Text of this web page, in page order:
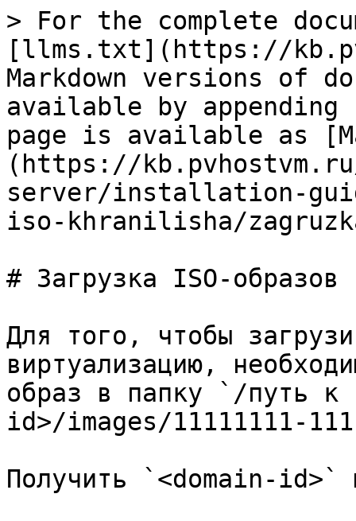
> For the complete
[llms.txt](https://
Markdown versions of
available by
page is available as
(https://
server/installation-
iso-khranilisha/
# Загрузка ISO-образов
Для того, чтобы
виртуализацию,
образ в папку `/путь к
id>/images/11111111-
Получить `<domain-id>`